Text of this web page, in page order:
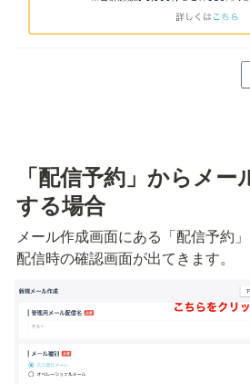
「配信予約」からメ
する場合
メール作成画面にある「配信予約」
配信時の確認画面が出てきます。